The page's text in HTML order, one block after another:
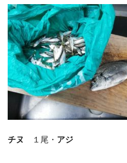
チヌ １尾・ アジ